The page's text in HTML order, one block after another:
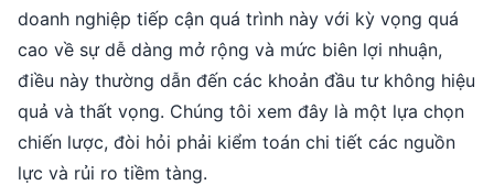
doanh nghiệp tiếp cận quá trình này với kỳ vọng quá
cao về sự dễ dàng mở rộng và mức biên lợi nhuận,
điều này thường dẫn đến các khoản đầu tư không hiệu
quả và thất vọng. Chúng tôi xem đây là một lựa chọn
chiến lược, đòi hỏi phải kiểm toán chi tiết các nguồn
lực và rủi ro tiềm tàng.